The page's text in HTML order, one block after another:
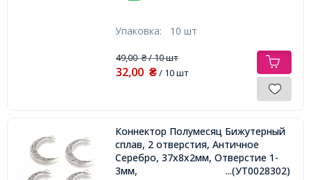
Упаковка: 10 шт
49,00₴/ 10 шт
32,00 ₴/ 10 шт
Коннектор Полумесяц Бижутерный
сплав, 2 отверстия, Античное
Серебро, 37х8х2мм, Отверстие 1-
3мм,
...(УТ0028302)